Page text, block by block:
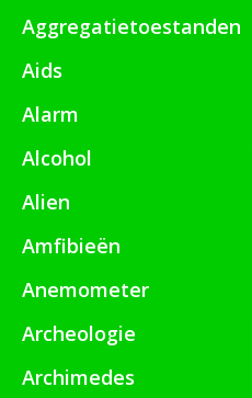
Aggregatietoestanden
Aids
Alarm
Alcohol
Alien
Amfibieën
Anemometer
Archeologie
Archimedes